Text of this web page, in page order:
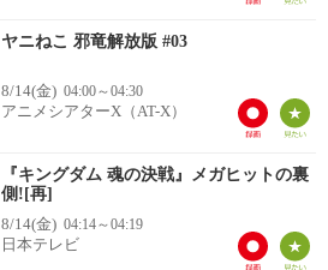
ヤニねこ 邪竜解放版 #03
8/14(金) 04:00～04:30
アニメシアターX（AT-X）
『キングダム 魂の決戦』メガヒットの裏
側![再]
8/14(金) 04:14～04:19
日本テレビ